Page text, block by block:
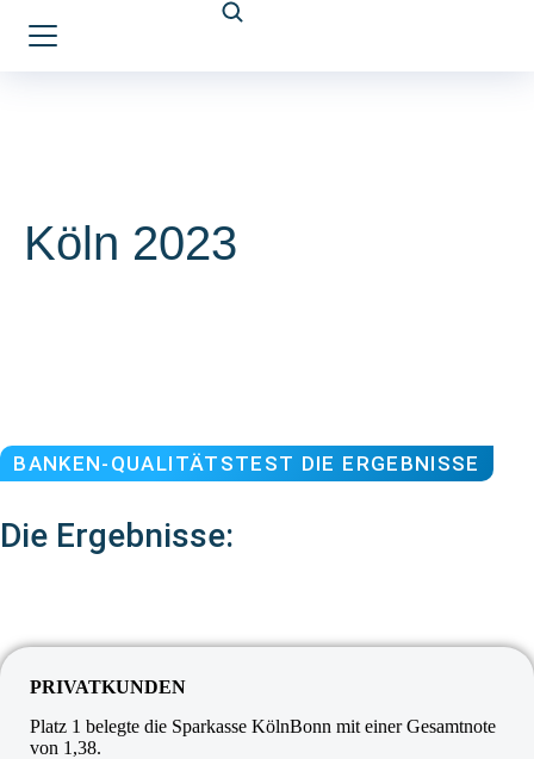
Köln 2023
BANKEN-QUALITÄTSTEST DIE ERGEBNISSE
Die Ergebnisse:
PRIVATKUNDEN
Platz 1 belegte die Sparkasse KölnBonn mit einer Gesamtnote
von 1,38.